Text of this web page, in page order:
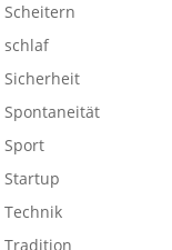
Scheitern
schlaf
Sicherheit
Spontaneität
Sport
Startup
Technik
Tradition